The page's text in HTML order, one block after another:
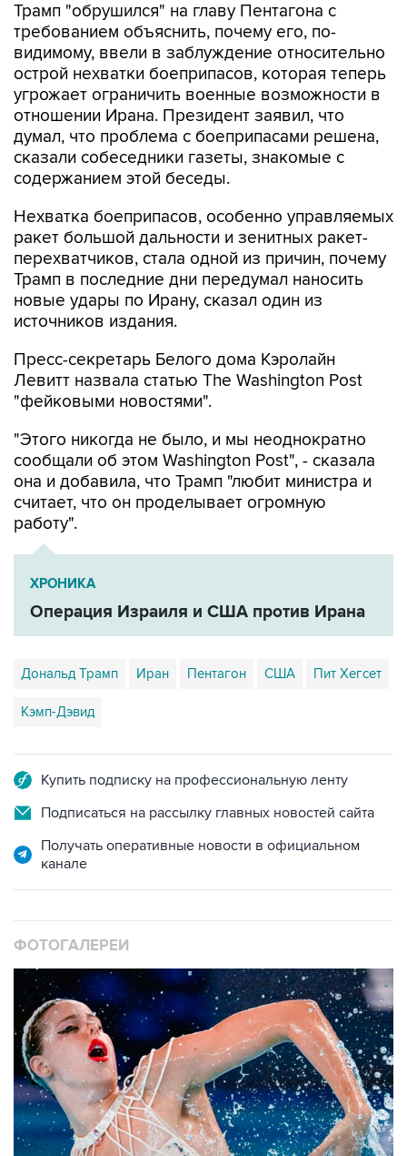
Трамп "обрушился" на главу Пентагона с
требованием объяснить, почему его, по-
видимому, ввели в заблуждение относительно
острой нехватки боеприпасов, которая теперь
угрожает ограничить военные возможности в
отношении Ирана. Президент заявил, что
думал, что проблема с боеприпасами решена,
сказали собеседники газеты, знакомые с
содержанием этой беседы.
Нехватка боеприпасов, особенно управляемых
ракет большой дальности и зенитных ракет-
перехватчиков, стала одной из причин, почему
Трамп в последние дни передумал наносить
новые удары по Ирану, сказал один из
источников издания.
Пресс-секретарь Белого дома Кэролайн
Левитт назвала статью The Washington Post
"фейковыми новостями".
"Этого никогда не было, и мы неоднократно
сообщали об этом Washington Post", - сказала
она и добавила, что Трамп "любит министра и
считает, что он проделывает огромную
работу".
ХРОНИКА
Операция Израиля и США против Ирана
Дональд Трамп Иран Пентагон США Пит Хегсет
Кэмп-Дэвид
Купить подписку на профессиональную ленту
Подписаться на рассылку главных новостей сайта
Получать оперативные новости в официальном
канале
ФОТОГАЛЕРЕИ